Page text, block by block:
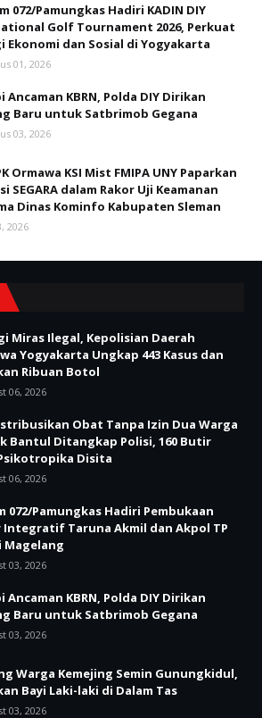
072/Pamungkas Hadiri KADIN DIY
Golf Tournament 2026, Perkuat
Ekonomi dan Sosial di Yogyakarta
01, 2026
Ancaman KBRN, Polda DIY Dirikan
Baru untuk Satbrimob Gegana
03, 2026
Ormawa KSI Mist FMIPA UNY Paparkan
SEGARA dalam Rakor Uji Keamanan
Dinas Kominfo Kabupaten Sleman
2026
Miras Ilegal, Kepolisian Daerah
Yogyakarta Ungkap 443 Kasus dan
Ribuan Botol
06, 2026
Obat Tanpa Izin Dua Warga
Bantul Ditangkap Polisi, 160 Butir
Disita
06, 2026
072/Pamungkas Hadiri Pembukaan
Integratif Taruna Akmil dan Akpol TP
Magelang
03, 2026
Ancaman KBRN, Polda DIY Dirikan
Baru untuk Satbrimob Gegana
03, 2026
Warga Kemejing Semin Gunungkidul,
Bayi Laki-laki di Dalam Tas
03, 2026